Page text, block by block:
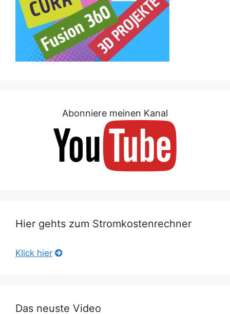
Abonniere meinen Kanal
Hier gehts zum Stromkostenrechner
Klick hier
Das neuste Video